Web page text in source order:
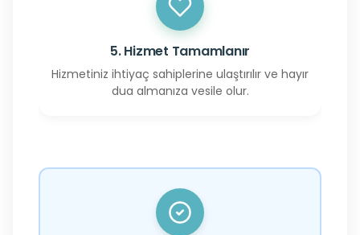
5. Hizmet Tamamlanır
Hizmetiniz ihtiyaç sahiplerine ulaştırılır ve hayır
dua almanıza vesile olur.